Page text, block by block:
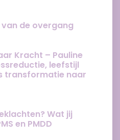
de overgang
Kracht – Pauline
leefstijl
transformatie naar
Wat jij
en PMDD